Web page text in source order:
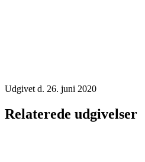
Udgivet d. 26. juni 2020
Relaterede udgivelser